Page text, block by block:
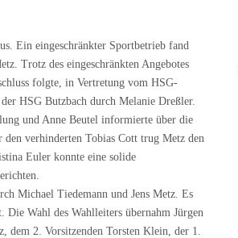
Ein eingeschränkter Sportbetrieb fand
Trotz des eingeschränkten Angebotes
folgte, in Vertretung vom HSG-
HSG Butzbach durch Melanie Dreßler.
und Anne Beutel informierte über die
verhinderten Tobias Cott trug Metz den
Euler konnte eine solide
Michael Tiedemann und Jens Metz. Es
Die Wahl des Wahlleiters übernahm Jürgen
dem 2. Vorsitzenden Torsten Klein, der 1.